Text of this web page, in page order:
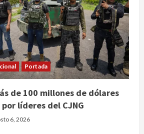
Portada
de 100 millones de dólares
líderes del CJNG
6, 2026
agosto 6, 2026
Salud
obrero y empresarial
al IMSS nuevo hospital en
agosto 6, 2026
en sistema Booster de El
Carrizo deja sin agua a 147 colonias